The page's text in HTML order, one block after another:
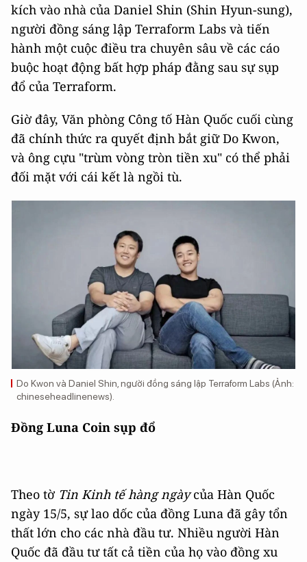
kích vào nhà của Daniel Shin (Shin Hyun-sung),
người đồng sáng lập Terraform Labs và tiến
hành một cuộc điều tra chuyên sâu về các cáo
buộc hoạt động bất hợp pháp đằng sau sự sụp
đổ của Terraform.
Giờ đây, Văn phòng Công tố Hàn Quốc cuối cùng
đã chính thức ra quyết định bắt giữ Do Kwon,
và ông cựu "trùm vòng tròn tiền xu" có thể phải
đối mặt với cái kết là ngồi tù.
Do Kwon và Daniel Shin, người đồng sáng lập Terraform Labs (Ảnh:
chineseheadlinenews).
Đồng Luna Coin sụp đổ
Theo tờ Tin Kinh tế hàng ngàycủa Hàn Quốc
ngày 15/5, sự lao dốc của đồng Luna đã gây tổn
thất lớn cho các nhà đầu tư. Nhiều người Hàn
Quốc đã đầu tư tất cả tiền của họ vào đồng xu